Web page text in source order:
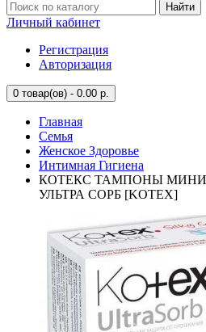
Найти
Личный кабинет
Регистрация
Авторизация
0 товар(ов) - 0.00 р.
Главная
Семья
Женское Здоровье
Интимная Гигиена
КОТЕКС ТАМПОНЫ
УЛЬТРА СОРБ [KOTEX]